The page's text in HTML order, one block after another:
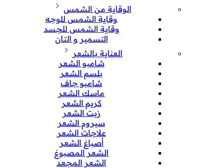
الوقاية من الشمس
وقاية الشمس للوجه
وقاية الشمس للجسد
التسمير و التان
العناية بالشعر
شامبو الشعر
بلسم الشعر
شامبو جاف
ماسك الشعر
كريم الشعر
زيت الشعر
سيروم الشعر
علاجات الشعر
أصباغ الشعر
الشعر المصبوغ
الشعر المجعد